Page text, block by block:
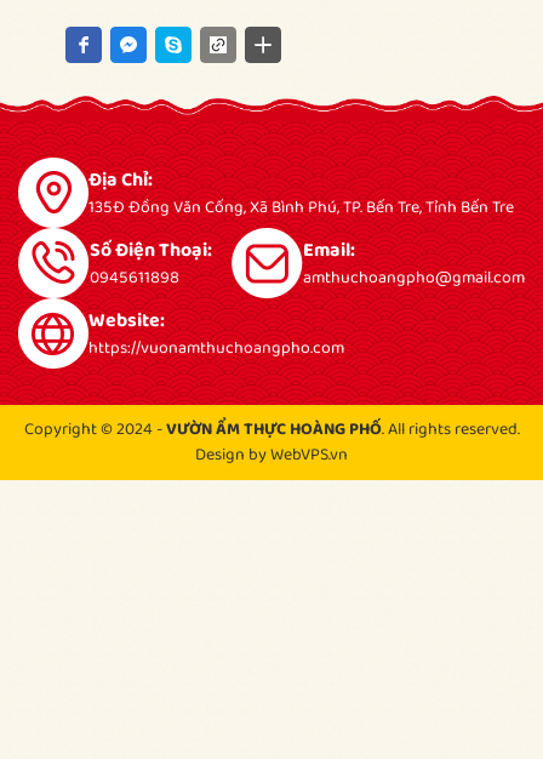
Địa Chỉ:
135Đ Đồng Văn Cống, Xã Bình Phú, TP. Bến Tre, Tỉnh Bến Tre
Số Điện Thoại:
0945611898
Email:
amthuchoangpho@gmail.com
Website:
https://vuonamthuchoangpho.com
Copyright © 2024 -VƯỜN ẨM THỰC HOÀNG PHỐ. All rights reserved.
Design by WebVPS.vn